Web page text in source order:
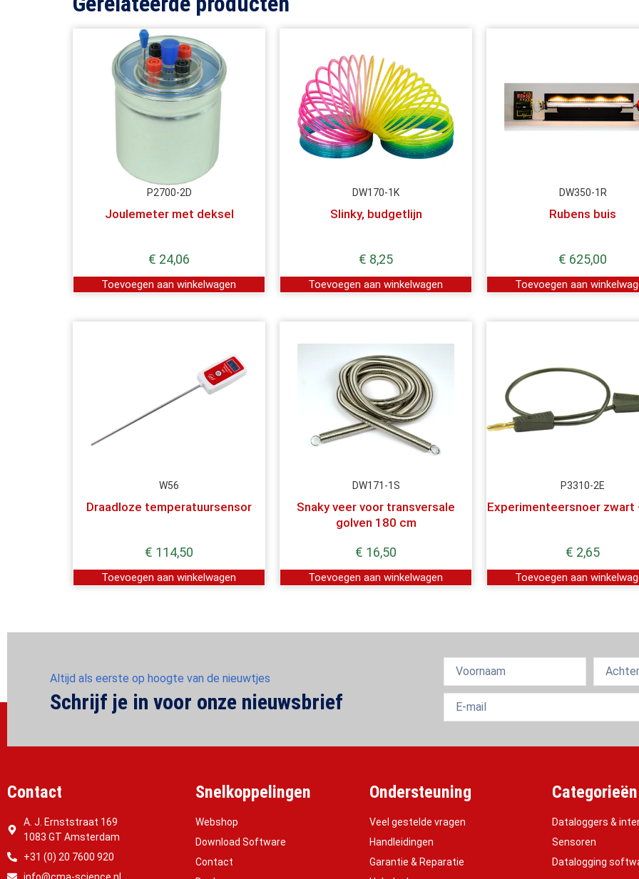
P2700-2D
Joulemeter met deksel
€ 24,06
Toevoegen aan winkelwagen
DW170-1K
Slinky, budgetlijn
€ 8,25
Toevoegen aan winkelwagen
DW350-1R
Rubens buis
€ 625,00
Toevoegen aan
W56
Draadloze temperatuursensor
€ 114,50
Toevoegen aan winkelwagen
DW171-1S
Snaky veer voor transversale
golven 180 cm
€ 16,50
Toevoegen aan winkelwagen
P3310-2E
Experimenteersnoer zwart
€ 2,65
Toevoegen aan
Altijd als eerste op hoogte van de nieuwtjes
Schrijf je in voor onze nieuwsbrief
Contact
A. J. Ernststraat 169
1083 GT Amsterdam
+31 (0) 20 7600 920
info@cma-science.nl
Snelkoppelingen
Webshop
Download Software
Contact
Ondersteuning
Veel gestelde vragen
Handleidingen
Garantie & Reparatie
Categorieën
Dataloggers &
Sensoren
Datalogging